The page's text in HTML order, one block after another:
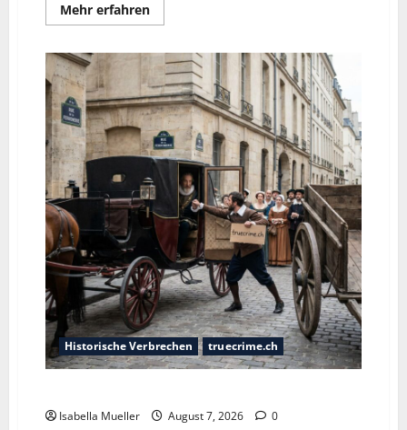
Mehr erfahren
Historische Verbrechen truecrime.ch
Isabella Mueller August 7, 2026 0